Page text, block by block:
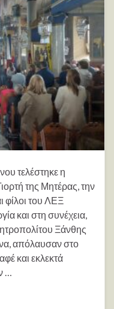
τελέστηκε η
της Μητέρας, την
φίλοι του ΛΕΞ
και στη συνέχεια,
Ξάνθης
απόλαυσαν στο
και εκλεκτά
…